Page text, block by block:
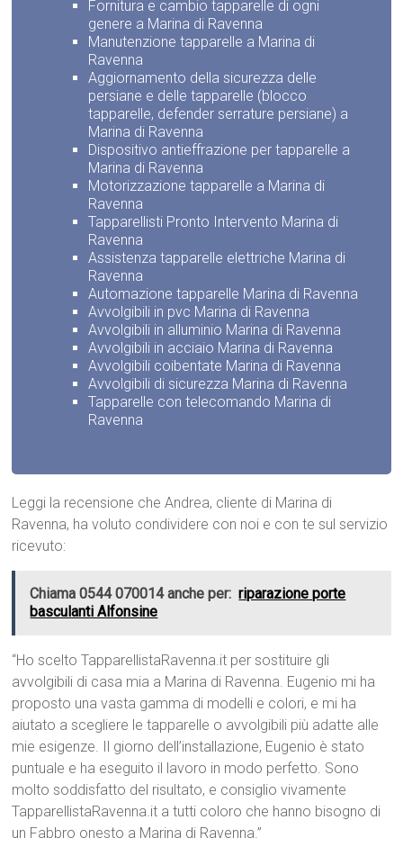
Fornitura e cambio tapparelle di ogni
genere a Marina di Ravenna
Manutenzione tapparelle a Marina di
Ravenna
Aggiornamento della sicurezza delle
persiane e delle tapparelle (blocco
tapparelle, defender serrature persiane) a
Marina di Ravenna
Dispositivo antieffrazione per tapparelle a
Marina di Ravenna
Motorizzazione tapparelle a Marina di
Ravenna
Tapparellisti Pronto Intervento Marina di
Ravenna
Assistenza tapparelle elettriche Marina di
Ravenna
Automazione tapparelle Marina di Ravenna
Avvolgibili in pvc Marina di Ravenna
Avvolgibili in alluminio Marina di Ravenna
Avvolgibili in acciaio Marina di Ravenna
Avvolgibili coibentate Marina di Ravenna
Avvolgibili di sicurezza Marina di Ravenna
Tapparelle con telecomando Marina di
Ravenna
Leggi la recensione che Andrea, cliente di Marina di
Ravenna, ha voluto condividere con noi e con te sul servizio
ricevuto:
Chiama 0544 070014 anche per: riparazione porte
basculanti Alfonsine
“Ho scelto TapparellistaRavenna.it per sostituire gli
avvolgibili di casa mia a Marina di Ravenna. Eugenio mi ha
proposto una vasta gamma di modelli e colori, e mi ha
aiutato a scegliere le tapparelle o avvolgibili più adatte alle
mie esigenze. Il giorno dell’installazione, Eugenio è stato
puntuale e ha eseguito il lavoro in modo perfetto. Sono
molto soddisfatto del risultato, e consiglio vivamente
TapparellistaRavenna.it a tutti coloro che hanno bisogno di
un Fabbro onesto a Marina di Ravenna.”